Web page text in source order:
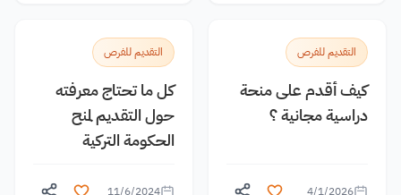
التقديم للفرص
كيف أقدم على منحة
دراسية مجانية ؟
4/1/2026
التقديم للفرص
كل ما تحتاج معرفته
حول التقديم لمنح
الحكومة التركية
11/6/2024